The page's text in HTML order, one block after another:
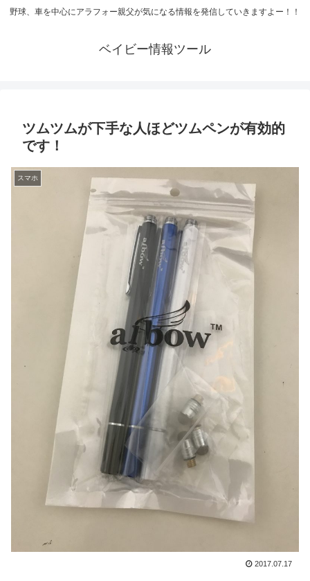
野球、車を中心にアラフォー親父が気になる情報を発信していきますよー！！
ベイビー情報ツール
ツムツムが下手な人ほどツムペンが有効的
です！
スマホ
2017.07.17